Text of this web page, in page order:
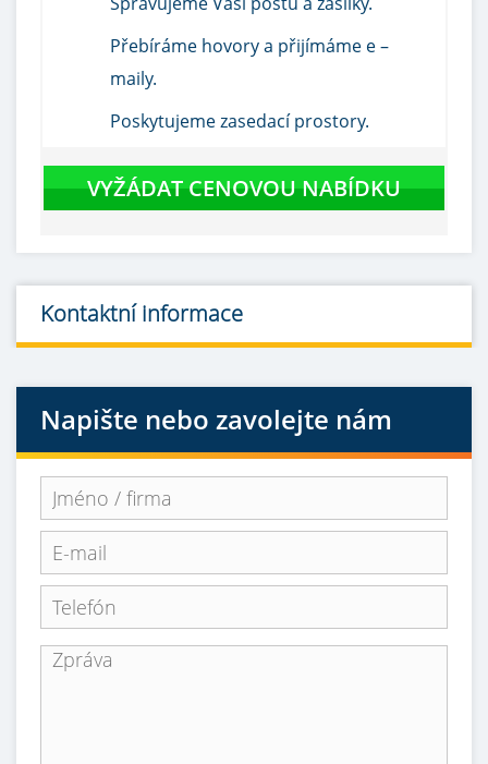
Přebíráme hovory a přijímáme e –
maily.
Poskytujeme zasedací prostory.
VYŽÁDAT CENOVOU NABÍDKU
Kontaktní informace
Napište nebo zavolejte nám